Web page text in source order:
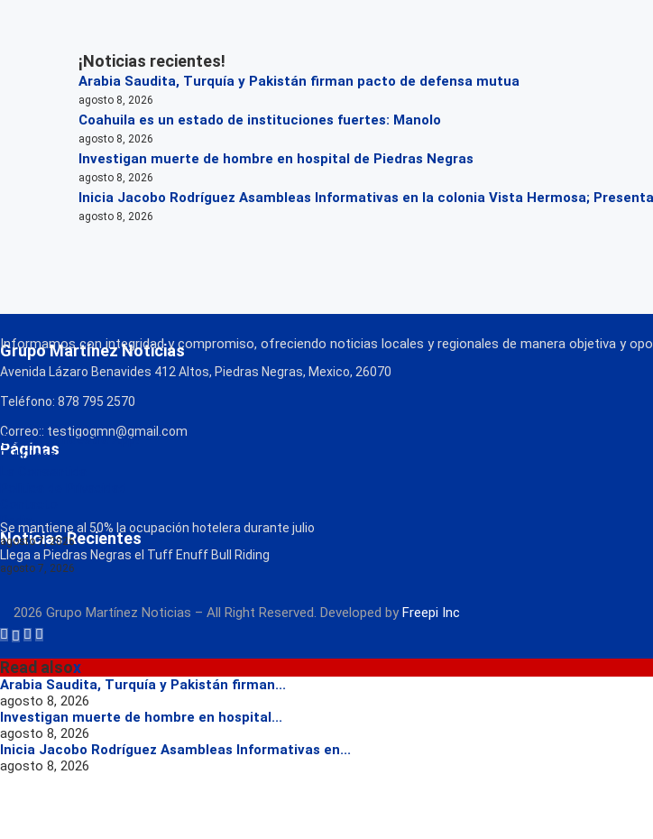
¡Noticias recientes!
Arabia Saudita, Turquía y Pakistán firman pacto de defensa mutua
agosto 8, 2026
Coahuila es un estado de instituciones fuertes: Manolo
agosto 8, 2026
Investigan muerte de hombre en hospital de Piedras Negras
agosto 8, 2026
Inicia Jacobo Rodríguez Asambleas Informativas en la colonia Vista Hermosa;
agosto 8, 2026
Grupo Martínez Noticias
Informamos con integridad y compromiso, ofreciendo noticias locales y regionales de manera objetiva y
Avenida Lázaro Benavides 412 Altos, Piedras Negras, Mexico, 26070
Teléfono: 878 795 2570
Correo:: testigogmn@gmail.com
Páginas
¡Descarga nuestra App!
FM Globo
Radio
Noticias Recientes
Se mantiene al 50% la ocupación hotelera durante julio
agosto 7, 2026
Llega a Piedras Negras el Tuff Enuff Bull Riding
agosto 7, 2026
2026 Grupo Martínez Noticias – All Right Reserved. Developed by Freepi Inc
Read alsox
Arabia Saudita, Turquía y Pakistán firman...
agosto 8, 2026
Investigan muerte de hombre en hospital...
agosto 8, 2026
Inicia Jacobo Rodríguez Asambleas Informativas en...
agosto 8, 2026